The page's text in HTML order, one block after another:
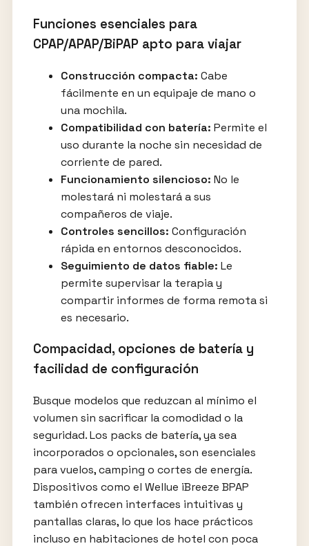
Funciones esenciales para
CPAP/APAP/BiPAP apto para viajar
Construcción compacta: Cabe
fácilmente en un equipaje de mano o
una mochila.
Compatibilidad con batería: Permite el
uso durante la noche sin necesidad de
corriente de pared.
Funcionamiento silencioso: No le
molestará ni molestará a sus
compañeros de viaje.
Controles sencillos: Configuración
rápida en entornos desconocidos.
Seguimiento de datos fiable: Le
permite supervisar la terapia y
compartir informes de forma remota si
es necesario.
Compacidad, opciones de batería y
facilidad de configuración
Busque modelos que reduzcan al mínimo el
volumen sin sacrificar la comodidad o la
seguridad. Los packs de batería, ya sea
incorporados o opcionales, son esenciales
para vuelos, camping o cortes de energía.
Dispositivos como el Wellue iBreeze BPAP
también ofrecen interfaces intuitivas y
pantallas claras, lo que los hace prácticos
incluso en habitaciones de hotel con poca